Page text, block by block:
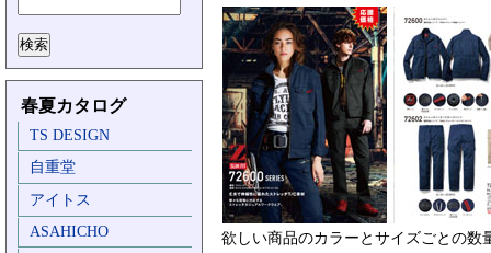
春夏カタログ
TS DESIGN
自重堂
アイトス
ASAHICHO
欲しい商品のカラーとサイズごとの数